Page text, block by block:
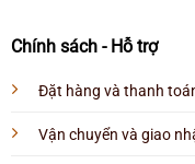
Chính sách - Hỗ trợ
Đặt hàng và thanh
Vận chuyển và giao